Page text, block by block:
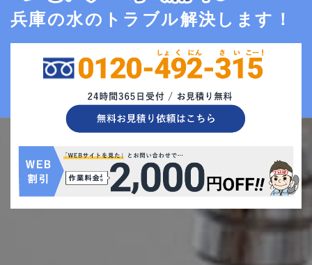
兵庫の水のトラブル解決します！